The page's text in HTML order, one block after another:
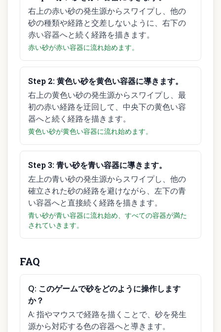
右上の赤い砂の発生源からスワイプし、他の
砂の種類や経路と交差しないように、右下の
赤い容器へと続く経路を描きます。
赤い砂が赤い容器に流れ始めます。
Step 2:黄色い砂を黄色い容器に導きます。
右上の黄色い砂の発生源からスワイプし、最
初の赤い経路を迂回して、中央下の黄色い容
器へと続く経路を描きます。
黄色い砂が黄色い容器に流れ始めます。
Step3:青い砂を青い容器に導きます。
左上の青い砂の発生源からスワイプし、他の
確立された砂の経路を避けながら、左下の青
い容器へと直接続く経路を描きます。
青い砂が青い容器に流れ始め、すべての容器が満た
されていきます。
FAQ
Q: このゲームで砂をどのように操作します
か？
A: 指やマウスで経路を描くことで、砂を発生
源から対応する色の容器へと導きます。